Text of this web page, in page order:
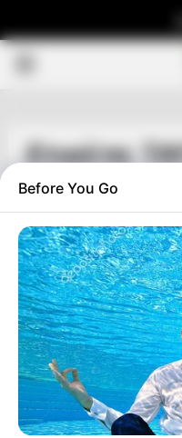
Ετικέτα:
Before You Go